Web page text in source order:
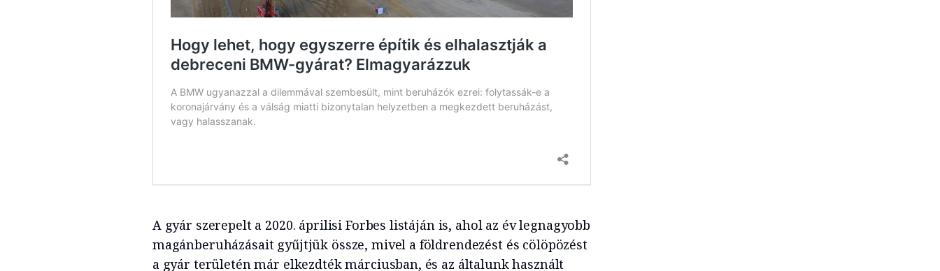
A gyár szerepelt a 2020. áprilisi Forbes listáján is, ahol az év legnagyobb
magánberuházásait gyűjtjük össze, mivel a földrendezést és cölöpözést
a gyár területén már elkezdték márciusban, és az általunk használt